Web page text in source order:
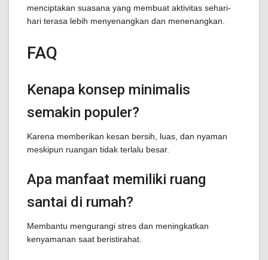
menciptakan suasana yang membuat aktivitas sehari-
hari terasa lebih menyenangkan dan menenangkan.
FAQ
Kenapa konsep minimalis
semakin populer?
Karena memberikan kesan bersih, luas, dan nyaman
meskipun ruangan tidak terlalu besar.
Apa manfaat memiliki ruang
santai di rumah?
Membantu mengurangi stres dan meningkatkan
kenyamanan saat beristirahat.